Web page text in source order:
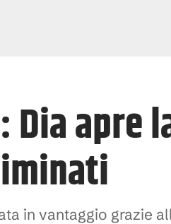
Dia apre
in vantaggio grazie